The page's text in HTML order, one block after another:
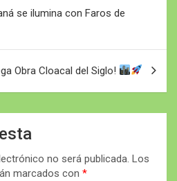
se ilumina con Faros de
Obra Cloacal del Siglo!
no será publicada. Los
marcados con *